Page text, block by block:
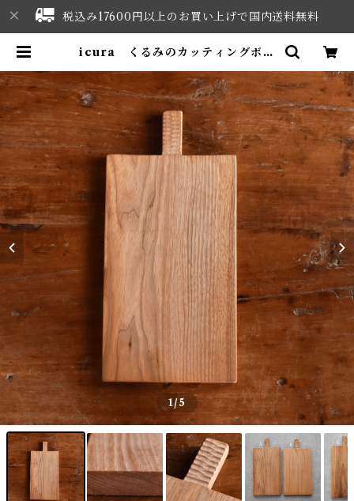
税込み17600円以上のお買い上げで国内送料無料
icura くるみのカッティングボー
1/5